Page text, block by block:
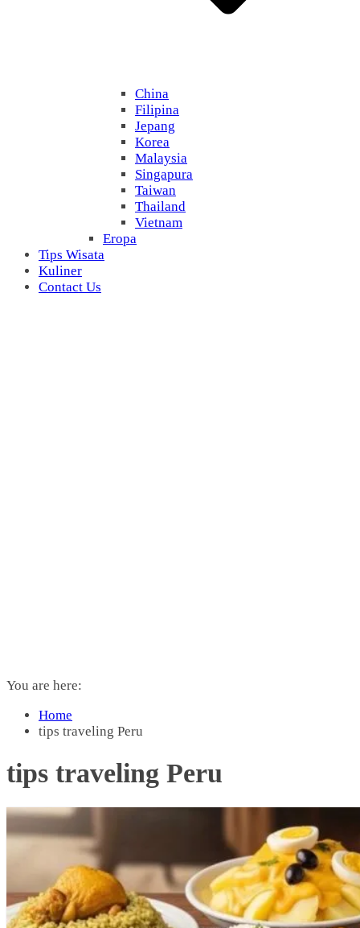
China
Filipina
Jepang
Korea
Malaysia
Singapura
Taiwan
Thailand
Vietnam
Eropa
Tips Wisata
Kuliner
Contact Us
You are here:
Home
tips traveling Peru
tips traveling Peru